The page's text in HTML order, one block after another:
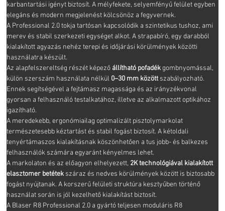
karbantartási igényt biztosít. A mélyfekete, selyemfényű felület egyben
elegáns és modern megjelenést kölcsönöz a fegyvernek.
A Professional 2.0 tokja tartósan kapcsolódik a szintetikus tushoz, ami
merev és stabil szerkezeti egységet alkot. A strapabíró, egy darabból
kialakított agyazás nehéz terepi és időjárási körülmények közötti
használatra készült.
Az alapfelszereltség részét képező állítható pofadékgombnyomással,
külön szerszám használata nélkül 0–30 mm közöttszabályozható.
Ennek segítségével a fejtámasz magassága és az irányzékvonal
gyorsan a felhasználó testalkatához, illetve az alkalmazott optikához
igazítható.
A meredekebb, ergonómiailag optimalizált pisztolymarkolat
természetesebb kéztartást és stabil fogást biztosít. A kétoldali
tenyértámaszos kialakításnak köszönhetően a tus jobb- és balkezes
felhasználók számára egyaránt kényelmes lehet.
A markolaton és az előagyon elhelyezett, 2K technológiával kialakított
elasztomer betétek száraz és nedves körülmények között is biztosabb
fogást nyújtanak. A korszerű felületi struktúra kesztyűben történő
használat során is jól kezelhető kialakítást biztosít.
A Blaser R8 Professional 2.0 a gyártó teljesen moduláris R8